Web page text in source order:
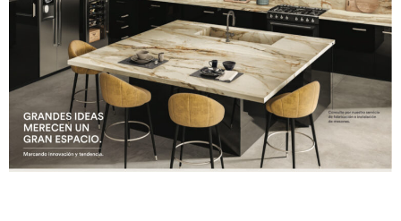
El Despertar de la Calidez: Acabados Dorados de FV para Elevar tu Espacio